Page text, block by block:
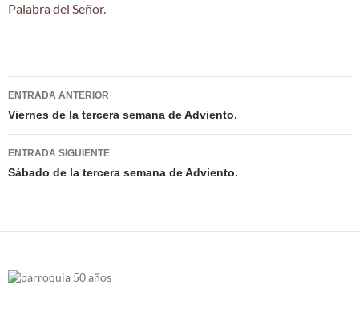
Palabra del Señor.
Navegación
de
entradas
ENTRADA ANTERIOR
Viernes de la tercera semana de Adviento.
ENTRADA SIGUIENTE
Sábado de la tercera semana de Adviento.